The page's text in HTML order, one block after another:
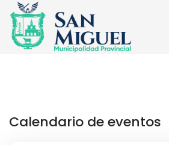
Calendario de eventos